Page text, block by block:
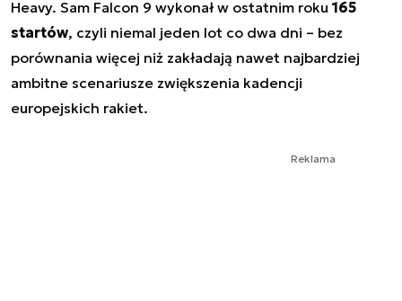
Heavy. Sam Falcon 9 wykonał w ostatnim roku 165
startów, czyli niemal jeden lot co dwa dni – bez
porównania więcej niż zakładają nawet najbardziej
ambitne scenariusze zwiększenia kadencji
europejskich rakiet.
Reklama